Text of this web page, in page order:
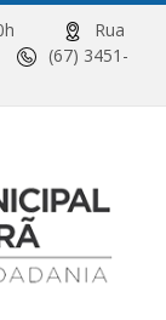
Rua
(67) 3451-